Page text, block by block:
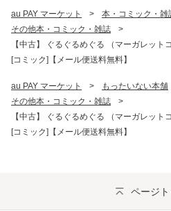
au PAY マーケット > 本・コミック・雑
その他本・コミック・雑誌
>
【中古】 ぐるぐるめぐる （マーガレット
[コミック]【メール便送料無料】
au PAY マーケット > もったいない本舗
その他本・コミック・雑誌
>
【中古】 ぐるぐるめぐる （マーガレット
[コミック]【メール便送料無料】
ページ